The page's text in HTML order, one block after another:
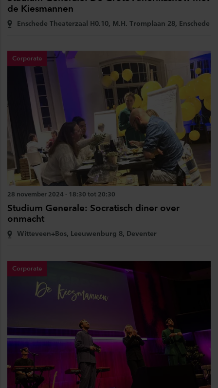
de Kiesmannen
Enschede Theaterzaal H0.10, M.H. Tromplaan 28, Enschede
Corporate
28 november 2024 - 18:30 tot 20:30
Studium Generale: Socratisch diner over
onmacht
Witteveen+Bos, Leeuwenburg 8, Deventer
Corporate